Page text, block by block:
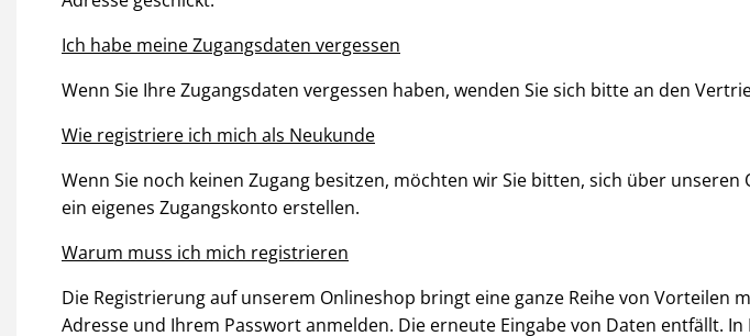
Ich habe meine Zugangsdaten vergessen
Wenn Sie Ihre Zugangsdaten vergessen haben, wenden Sie sich bitte an den
Wie registriere ich mich als Neukunde
Wenn Sie noch keinen Zugang besitzen, möchten wir Sie bitten, sich über
ein eigenes Zugangskonto erstellen.
Warum muss ich mich registrieren
Die Registrierung auf unserem Onlineshop bringt eine ganze Reihe von Vorteilen
Adresse und Ihrem Passwort anmelden. Die erneute Eingabe von Daten entfällt. In